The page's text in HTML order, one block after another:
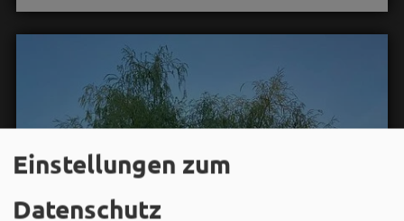
Einstellungen zum
Datenschutz